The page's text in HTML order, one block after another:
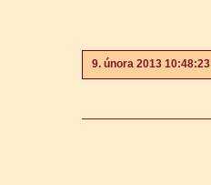
9. února 2013 10:48:23